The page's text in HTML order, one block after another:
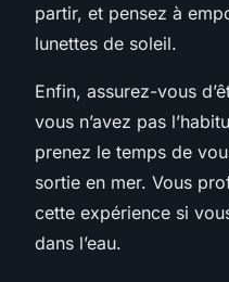
partir, et pensez à
lunettes de soleil.
Enfin, assurez-vous
vous n’avez pas
prenez le temps de
sortie en mer. Vous
cette expérience si
dans l’eau.